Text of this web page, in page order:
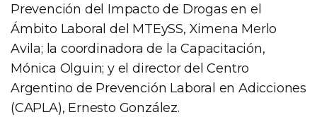
Prevención del Impacto de Drogas en el
Ámbito Laboral del MTEySS, Ximena Merlo
Avila; la coordinadora de la Capacitación,
Mónica Olguin; y el director del Centro
Argentino de Prevención Laboral en Adicciones
(CAPLA), Ernesto González.